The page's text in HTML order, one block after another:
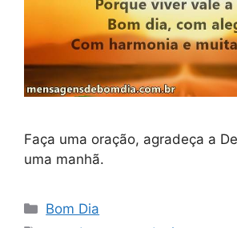
Faça uma oração, agradeça a
uma manhã.
Categorias
Bom Dia